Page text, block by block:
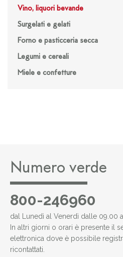
Vino, liquori bevande
Surgelati e gelati
Forno e pasticceria secca
Legumi e cereali
Miele e confetture
Numero verde
800-246960
dal Lunedì al Venerdì dalle 09.00
In altri giorni o orari è presente il
elettronica dove è possibile
ricontattati.